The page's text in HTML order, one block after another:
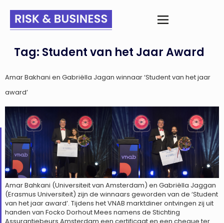
Tag: Student van het Jaar Award
Amar Bakhani en Gabriëlla Jagan winnaar ‘Student van het jaar
award’
Amar Bahkani (Universiteit van Amsterdam) en Gabriëlla Jaggan
(Erasmus Universiteit) zijn de winnaars geworden van de ‘Student
van het jaar award’. Tijdens het VNAB marktdiner ontvingen zij uit
handen van Focko Dorhout Mees namens de Stichting
Assurantiebeurs Amsterdam een certificaat en een cheque ter